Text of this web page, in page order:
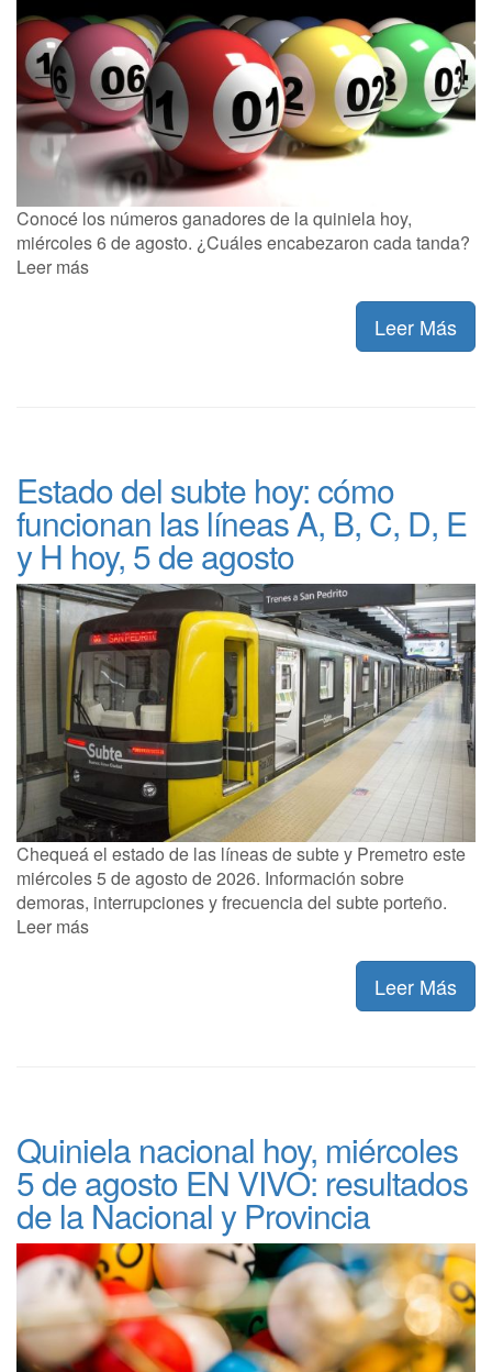
Conocé los números ganadores de la quiniela hoy,
miércoles 6 de agosto. ¿Cuáles encabezaron cada tanda?
Leer más
Leer Más
Estado del subte hoy: cómo
funcionan las líneas A, B, C, D, E
y H hoy, 5 de agosto
Chequeá el estado de las líneas de subte y Premetro este
miércoles 5 de agosto de 2026. Información sobre
demoras, interrupciones y frecuencia del subte porteño.
Leer más
Leer Más
Quiniela nacional hoy, miércoles
5 de agosto EN VIVO: resultados
de la Nacional y Provincia